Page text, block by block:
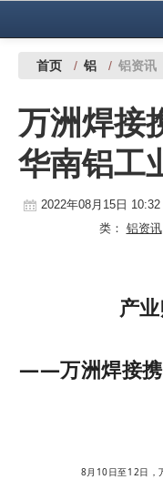
中国有色金属报社主办 广告
铜镍铅锌
铝
稀有稀土
《资源再生》杂志
首页 / 铝 / 铝资讯
万洲焊接
华南铝工
2022年08月15日 10:32
类： 铝资讯
产
——万洲焊接携
8月10日至12日，